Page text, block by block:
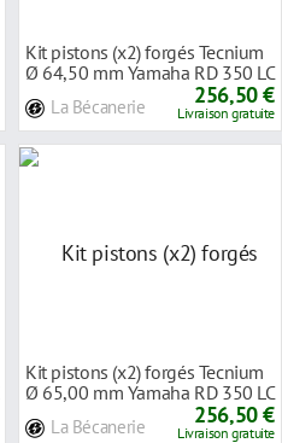
Kit pistons (x2) forgés Tecnium
Ø 64,50 mm Yamaha RD 350 LC
La Bécanerie 256,50 €
Livraison gratuite
Kit pistons (x2) forgés Tecnium
Ø 65,00 mm Yamaha RD 350 LC
La Bécanerie 256,50 €
Livraison gratuite